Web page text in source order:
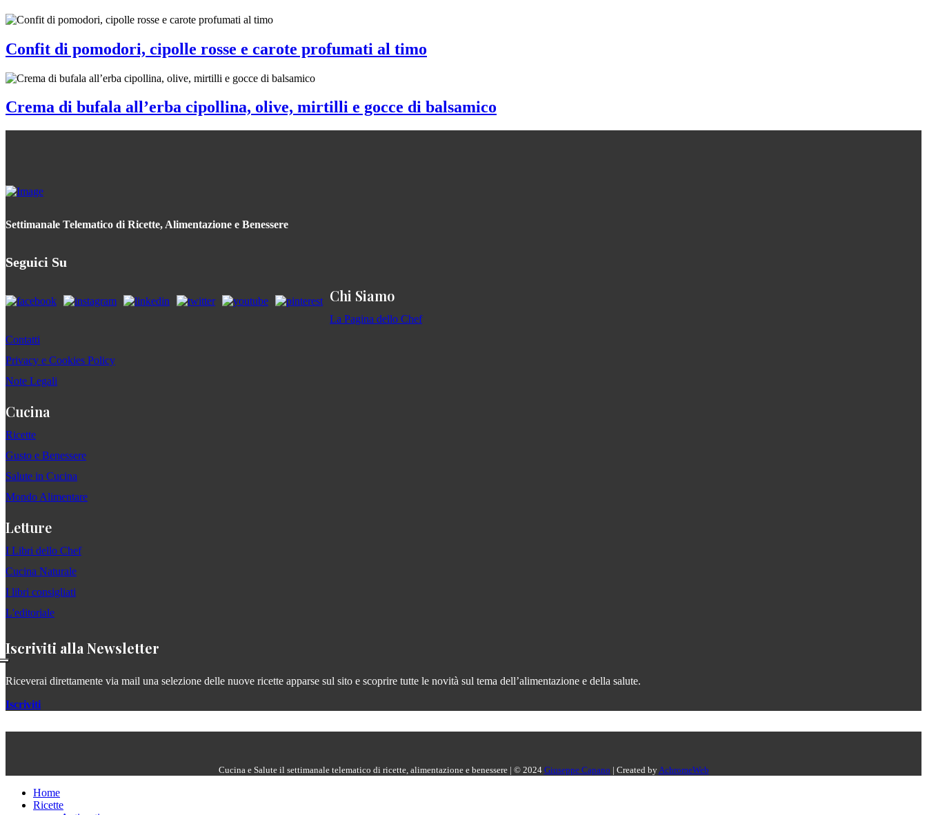
Confit di pomodori, cipolle rosse e carote profumati al timo
Crema di bufala all’erba cipollina, olive, mirtilli e gocce di balsamico
Settimanale Telematico di Ricette, Alimentazione e Benessere
Seguici Su
Chi Siamo
La Pagina dello Chef
Contatti
Privacy e Cookies Policy
Note Legali
Cucina
Ricette
Gusto e Benessere
Salute in Cucina
Mondo Alimentare
Letture
I Libri dello Chef
Cucina Naturale
I libri consigliati
L'editoriale
Iscriviti alla Newsletter
Riceverai direttamente via mail una selezione delle nuove ricette apparse sul sito e scoprire tutte le novità sul tema dell’alimentazione e della salute.
Iscriviti
Cucina e Salute il settimanale telematico di ricette, alimentazione e benessere | © 2024 Giuseppe Capano | Created byAchromeWeb
Home
Ricette